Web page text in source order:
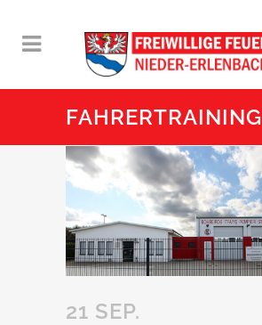
FAHRERTRAINING
21 SEP.